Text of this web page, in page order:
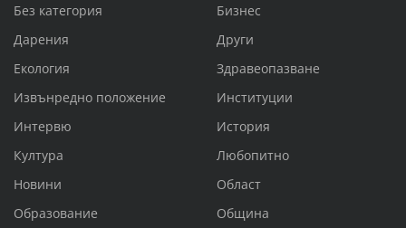
Без категория
Бизнес
Дарения
Други
Екология
Здравеопазване
Извънредно положение
Институции
Интервю
История
Култура
Любопитно
Новини
Област
Образование
Община